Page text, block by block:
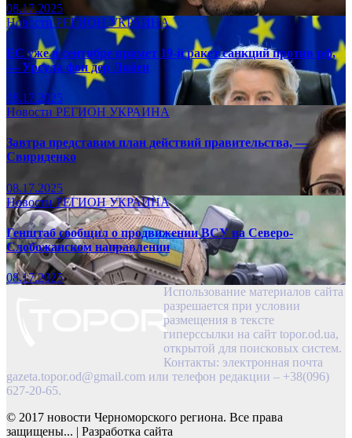
08.17.2025
НовостиРЕГИОНУКРАИНА
ЕС уже в сентябре примет 19-й ракет санкций против рф,
— Урсула фон дер Ляйен
08.17.2025
Новости РЕГИОН УКРАИНА
Завтра представим план действий правительства, —
Свириденко
08.17.2025
НовостиРЕГИОНУКРАИНА
Генштаб сообщил о продвижении ВСУ на Северо-
Слобожанском направлении
08.17.2025
Использование материалов сайта
разрешается при условии
размещения в тексте
гиперссылки на сайт topor.od.ua,
открытой для поисковых систем.
Контакты: электронная почта
gazeta.topor.od@gmail.com или телефон редакции – +38(096)
627-20-65.
© 2017 новости Черноморского региона. Все права
защищены... | Разработка сайта